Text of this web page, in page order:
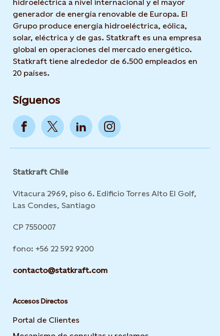
hidroeléctrica a nivel internacional y el mayor
generador de energía renovable de Europa. El
Grupo produce energía hidroeléctrica, eólica,
solar, eléctrica y de gas. Statkraft es una empresa
global en operaciones del mercado energético.
Statkraft tiene alrededor de 6.500 empleados en
20 países.
Síguenos
Statkraft Chile
Vitacura 2969, piso 6. Edificio Torres Alto El Golf,
Las Condes, Santiago
CP 7550007
fono: +56 22 592 9200
contacto@statkraft.com
Accesos Directos
Portal de Clientes